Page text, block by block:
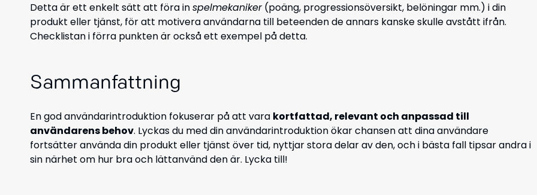
Detta är ett enkelt sätt att föra inspelmekaniker(poäng, progressionsöversikt, belöningar mm.) i din
produkt eller tjänst, för att motivera användarna till beteenden de annars kanske skulle avstått ifrån.
Checklistan i förra punkten är också ett exempel på detta.
Sammanfattning
En god användarintroduktion fokuserar på att vara kortfattad, relevant och anpassad till
användarens behov. Lyckas du med din användarintroduktion ökar chansen att dina användare
fortsätter använda din produkt eller tjänst över tid, nyttjar stora delar av den, och i bästa fall tipsar andra i
sin närhet om hur bra och lättanvänd den är. Lycka till!